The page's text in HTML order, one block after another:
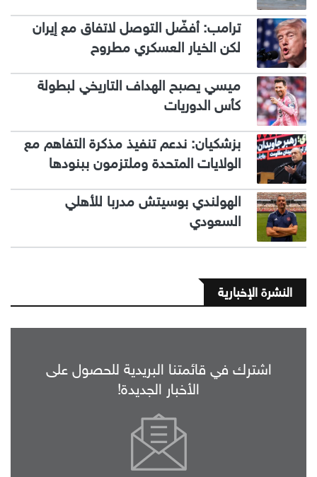
ترامب: أفضّل التوصل لاتفاق مع إيران
لكن الخيار العسكري مطروح
ميسي يصبح الهداف التاريخي لبطولة
كأس الدوريات
بزشكيان: ندعم تنفيذ مذكرة التفاهم مع
الولايات المتحدة وملتزمون ببنودها
الهولندي بوسيتش مدربا للأهلي
السعودي
النشرة الإخبارية
اشترك في قائمتنا البريدية للحصول على
الأخبار الجديدة!